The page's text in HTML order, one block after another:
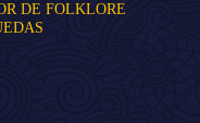
DE FOLKLORE